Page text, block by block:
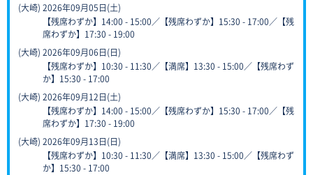
(大崎) 2026年09月05日(土)
【残席わずか】14:00 - 15:00／【残席わずか】15:30 - 17:00／【残
席わずか】17:30 - 19:00
(大崎) 2026年09月06日(日)
【残席わずか】10:30 - 11:30／【満席】13:30 - 15:00／【残席わず
か】15:30 - 17:00
(大崎) 2026年09月12日(土)
【残席わずか】14:00 - 15:00／【残席わずか】15:30 - 17:00／【残
席わずか】17:30 - 19:00
(大崎) 2026年09月13日(日)
【残席わずか】10:30 - 11:30／【満席】13:30 - 15:00／【残席わず
か】15:30 - 17:00